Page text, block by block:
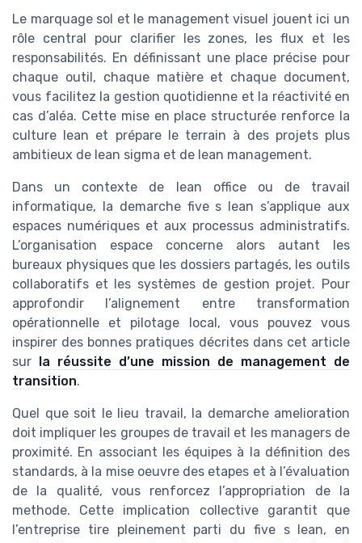
Le marquage sol et le management visuel jouent ici un
rôle central pour clarifier les zones, les flux et les
responsabilités. En définissant une place précise pour
chaque outil, chaque matière et chaque document,
vous facilitez la gestion quotidienne et la réactivité en
cas d’aléa. Cette mise en place structurée renforce la
culture lean et prépare le terrain à des projets plus
ambitieux de lean sigma et de lean management.
Dans un contexte de lean office ou de travail
informatique, la demarche five s lean s’applique aux
espaces numériques et aux processus administratifs.
L’organisation espace concerne alors autant les
bureaux physiques que les dossiers partagés, les outils
collaboratifs et les systèmes de gestion projet. Pour
approfondir l’alignement entre transformation
opérationnelle et pilotage local, vous pouvez vous
inspirer des bonnes pratiques décrites dans cet article
sur
la réussite d’une mission de management de
transition.
Quel que soit le lieu travail, la demarche amelioration
doit impliquer les groupes de travail et les managers de
proximité. En associant les équipes à la définition des
standards, à la mise oeuvre des etapes et à l’évaluation
de la qualité, vous renforcez l’appropriation de la
methode. Cette implication collective garantit que
l’entreprise tire pleinement parti du five s lean, en